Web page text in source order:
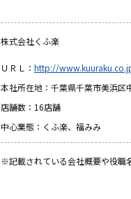
株式会社くふ楽
ＵＲＬ： http://
本社所在地：千葉県千葉市美浜区
店舗数：16店舗
中心業態：くふ楽、福みみ
※記載されている会社概要や役職